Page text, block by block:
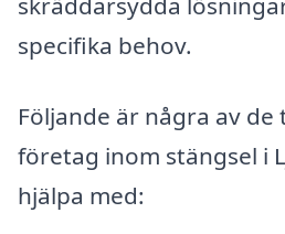
specifika behov.
Följande är några av
företag inom stängsel i
hjälpa med: